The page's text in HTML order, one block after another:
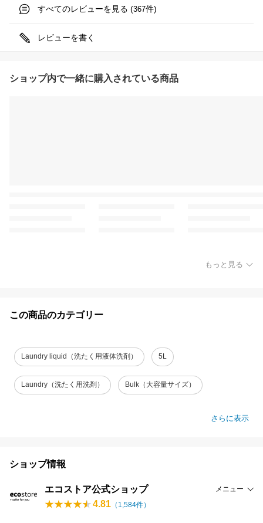
すべてのレビューを見る (367件)
レビューを書く
ショップ内で一緒に購入されている商品
もっと見る
この商品のカテゴリー
Laundry liquid（洗たく用液体洗剤） 5L
Laundry（洗たく用洗剤） Bulk（大容量サイズ）
さらに表示
ショップ情報
エコストア公式ショップ メニュー
4.81 （ 1,584件）